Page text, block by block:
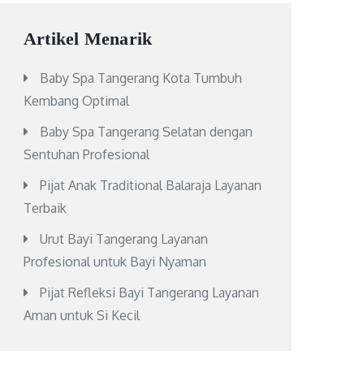
Artikel Menarik
Baby Spa Tangerang Kota Tumbuh
Kembang Optimal
Baby Spa Tangerang Selatan dengan
Sentuhan Profesional
Pijat Anak Traditional Balaraja Layanan
Terbaik
Urut Bayi Tangerang Layanan
Profesional untuk Bayi Nyaman
Pijat Refleksi Bayi Tangerang Layanan
Aman untuk Si Kecil